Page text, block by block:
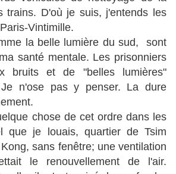
D'où je suis, j'entends les
Vintimille.
la belle lumière du sud, sont
santé mentale. Les prisonniers
bruits et de "belles lumières"
Je n'ose pas y penser. La dure
chose de cet ordre dans les
que je louais, quartier de Tsim
sans fenêtre; une ventilation
le renouvellement de l'air.